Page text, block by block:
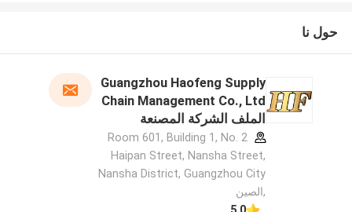
حول نا
Guangzhou Haofeng Supply
Chain Management Co., Ltd
الملف الشركة المصنعة
Room 601, Building 1, No. 2
Haipan Street, Nansha Street,
Nansha District, Guangzhou City
,الصين